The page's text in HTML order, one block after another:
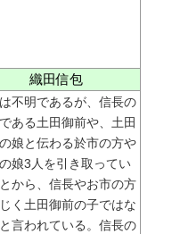
織田信包
不明であるが、信長の
ある土田御前や、土田
娘と伝わる於市の方や
娘3人を引き取ってい
から、信長やお市の方
く土田御前の子ではな
言われている。信長の